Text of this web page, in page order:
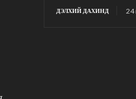
ДЭЛХИЙ ДАХИНД 24